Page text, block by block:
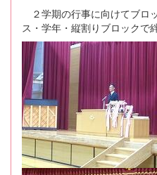
２学期の行事に向けてブロ
ス・学年・縦割りブロックで